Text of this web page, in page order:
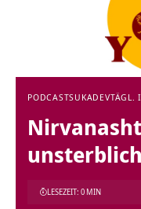
PODCASTSUKADEVTÄGL.
unsterblich
LESEZEIT: 0 MIN